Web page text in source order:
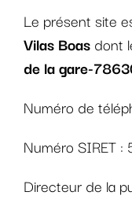
Le présent site
Vilas Boas dont
de la gare-
Numéro de
Numéro SIRET
Directeur de la